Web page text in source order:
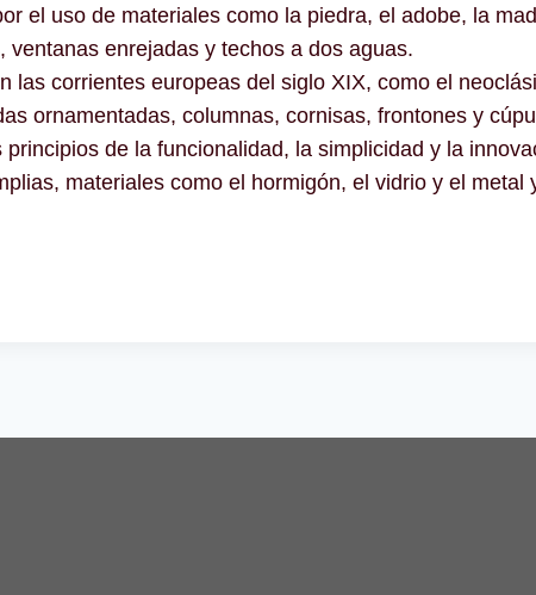
el uso de materiales como la piedra, el adobe, la
enrejadas y techos a dos aguas.
las corrientes europeas del siglo XIX, como el
ornamentadas, columnas, cornisas, frontones y
de la funcionalidad, la simplicidad y la
materiales como el hormigón, el vidrio y el metal